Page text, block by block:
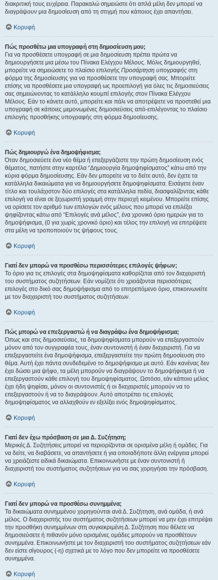
διακριτική τους ευχέρεια. Παρακαλώ σημειώστε ότι απλά μέλη δεν μπορεί να
διαγράψουν μια δημοσίευση από τη στιγμή που κάποιος έχει απαντήσει.
Κορυφή
Πώς προσθέτω μια υπογραφή στη δημοσίευση μου;
Για να προσθέσετε υπογραφή σε μια δημοσίευση πρέπει πρώτα να
δημιουργήσετε μια μέσω του Πίνακα Ελέγχου Μέλους. Μόλις δημιουργηθεί,
μπορείτε να σημειώσετε το πλαίσιο επιλογής Προσάρτηση υπογραφής στη
φόρμα της δημοσίευσης για να προσθέσετε την υπογραφή σας. Μπορείτε
επίσης να προσθέσετε μια υπογραφή ως προεπιλογή για όλες τις δημοσιεύσεις
σας σημειώνοντας το κατάλληλο κουμπί επιλογής στον Πίνακα Ελέγχου
Μέλους. Εάν το κάνετε αυτό, μπορείτε και πάλι να αποτρέψετε να προστεθεί μια
υπογραφή σε κάποιες μεμονωμένες δημοσιεύσεις από-επιλέγοντας το πλαίσιο
επιλογής προσθήκης υπογραφής στη φόρμα δημοσίευσης.
Κορυφή
Πώς δημιουργώ ένα δημοψήφισμα;
Όταν δημοσιεύετε ένα νέο θέμα ή επεξεργάζεστε την πρώτη δημοσίευση ενός
θέματος, πατήστε στην καρτέλα “Δημιουργία δημοψηφίσματος” κάτω από την
κύρια φόρμα δημοσίευσης. Εάν δεν μπορείτε να το δείτε αυτό, δεν έχετε τα
κατάλληλα δικαιώματα για να δημιουργήσετε δημοψηφίσματα. Εισάγετε έναν
τίτλο και τουλάχιστον δύο επιλογές στα κατάλληλα πεδία, διασφαλίζοντας κάθε
επιλογή να είναι σε ξεχωριστή γραμμή στην περιοχή κειμένου. Μπορείτε επίσης
να ορίσετε τον αριθμό των επιλογών ενός μέλους που μπορεί να επιλέξει
ψηφίζοντας κάτω από “Επιλογές ανά μέλος”, ένα χρονικό όριο ημερών για το
δημοψήφισμα, (0 για χωρίς χρονικό όριο) και τέλος την επιλογή να επιτρέψετε
στα μέλη να τροποποιούν τις ψήφους τους.
Κορυφή
Γιατί δεν μπορώ να προσθέσω περισσότερες επιλογές ψήφων;
Το όριο για τις επιλογές στα δημοψηφίσματα καθορίζεται από τον διαχειριστή
του συστήματος συζητήσεων. Εάν νομίζετε ότι χρειάζονται περισσότερες
επιλογές στο δικό σας δημοψήφισμα από το επιτρεπόμενο όριο, επικοινωνείτε
με τον διαχειριστή του συστήματος συζητήσεων.
Κορυφή
Πώς μπορώ να επεξεργαστώ ή να διαγράψω ένα δημοψήφισμα;
Όπως και στις δημοσιεύσεις, τα δημοψηφίσματα μπορούν να επεξεργαστούν
μόνον από τον συγγραφέα τους, έναν συντονιστή ή έναν διαχειριστή. Για να
επεξεργαστείτε ένα δημοψήφισμα, επεξεργαστείτε την πρώτη δημοσίευση στο
θέμα. Αυτή έχει πάντα συνδεδεμένο το δημοψήφισμα με αυτό. Εάν κανένας δεν
έχει δώσει μια ψήφο, τα μέλη μπορούν να διαγράψουν το δημοψήφισμα ή να
επεξεργαστούν κάθε επιλογή του δημοψηφίσματος. Ωστόσο, εάν κάποιο μέλος
έχει ήδη ψηφίσει, μόνον οι συντονιστές ή οι διαχειριστές μπορούν να το
επεξεργαστούν ή να το διαγράψουν. Αυτό αποτρέπει τις επιλογές
δημοψηφίσματος να αλλαχθούν εν εξελίξει ενός δημοψηφίσματος.
Κορυφή
Γιατί δεν έχω πρόσβαση σε μια Δ. Συζήτηση;
Μερικές Δ. Συζητήσεις μπορεί να περιορίζονται σε ορισμένα μέλη ή ομάδες. Για
να δείτε, να διαβάσετε, να απαντήσετε ή για οποιαδήποτε άλλη ενέργεια μπορεί
να χρειάζεστε ειδικά δικαιώματα. Επικοινωνήστε με έναν συντονιστή ή
διαχειριστή του συστήματος συζητήσεων για να σας χορηγήσει την πρόσβαση.
Κορυφή
Γιατί δεν μπορώ να προσθέσω συνημμένα;
Τα δικαιώματα συνημμένου χορηγούνται ανά Δ. Συζήτηση, ανά ομάδα, ή ανά
μέλος. Ο διαχειριστής του συστήματος συζητήσεων μπορεί να μην έχει επιτρέψει
την προσθήκη συνημμένων στη συγκεκριμένη Δ. Συζήτηση που θέλετε να
δημοσιεύσετε ή πιθανόν μόνο ορισμένες ομάδες μπορούν να προσθέτουν
συνημμένα. Επικοινωνήστε με τον διαχειριστή του συστήματος συζητήσεων εάν
δεν είστε σίγουρος (-η) σχετικά με το λόγο που δεν μπορείτε να προσθέσετε
συνημμένα.
Κορυφή